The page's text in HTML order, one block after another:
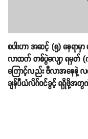
စပါးဟာ အဆင့် (၅) နေရ
လာထက် တစ်ပွဲလျော့​ ရမှတ် (
ကြောင့်လည်း ဗီလာအနေနဲ့
ချန်ပီယံလိဂ်ဝင်ခွင့် ရရှိဖို့အတွ